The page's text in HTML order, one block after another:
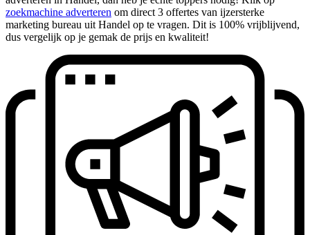
zoekmachine adverteren om direct 3 offertes van ijzersterke
marketing bureau uit Handel op te vragen. Dit is 100% vrijblijvend,
dus vergelijk op je gemak de prijs en kwaliteit!